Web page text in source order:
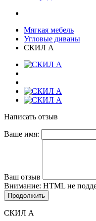
Мягкая мебель
Угловые диваны
СКИЛ А
Написать отзыв
Ваше имя:
Ваш отзыв
Внимание: HTML не
Продолжить
СКИЛ А